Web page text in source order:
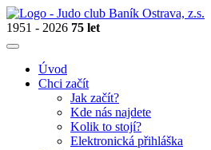
1951 - 2026 75 let
Úvod
Chci začít
Jak začít?
Kde nás najdete
Kolik to stojí?
Elektronická přihláška